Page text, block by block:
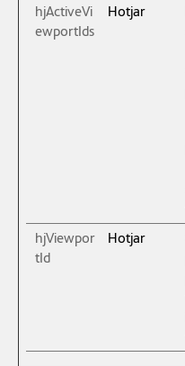
hjActiveVi
ewportIds
Hotjar
hjViewpor
tId
Hotjar